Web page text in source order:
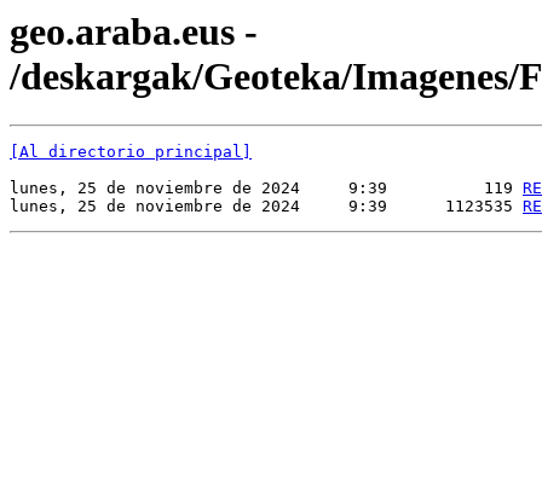
geo.araba.eus -
/deskargak/Geoteka/Imagenes/
[Al directorio principal]
lunes, 25 de noviembre de 2024     9:39          119
lunes, 25 de noviembre de 2024     9:39      1123535